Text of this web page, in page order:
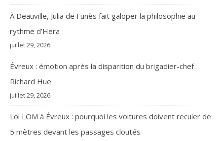
À Deauville, Julia de Funès fait galoper la philosophie au
rythme d’Hera
juillet 29, 2026
Évreux : émotion après la disparition du brigadier-chef
Richard Hue
juillet 29, 2026
Loi LOM à Évreux : pourquoi les voitures doivent reculer de
5 mètres devant les passages cloutés